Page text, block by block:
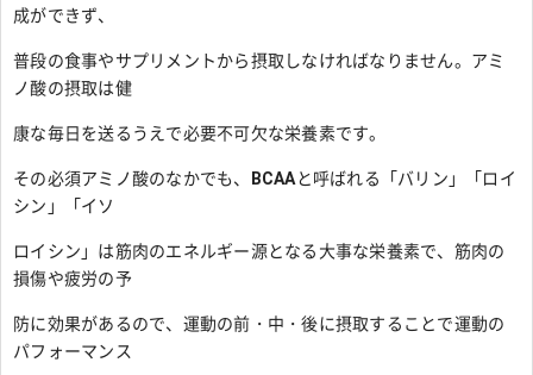
成ができず、
普段の食事やサプリメントから摂取しなければなりません。アミ
ノ酸の摂取は健
康な毎日を送るうえで必要不可欠な栄養素です。
その必須アミノ酸のなかでも、 BCAAと呼ばれる「バリン」「ロイ
シン」「イソ
ロイシン」は筋肉のエネルギー源となる大事な栄養素で、筋肉の
損傷や疲労の予
防に効果があるので、運動の前・中・後に摂取することで運動の
パフォーマンス